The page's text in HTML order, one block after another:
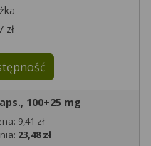
zł
100+25 mg
9,41 zł
23,48 zł